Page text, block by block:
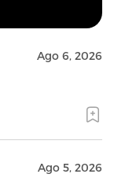
Ago 6, 2026
Ago 5, 2026